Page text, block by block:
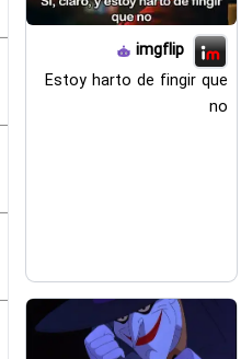
imgflip
Estoy harto de fingir que
no